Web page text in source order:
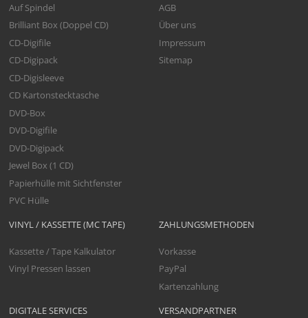
VINYL / KASSETTE (MC TAPE)
Kassette / Tape Kalkulator
Vinyl Pressen lassen
DIGITALE SERVICES
Auf Spindel
Brilliant Box (Doppel CD)
CD-Digifile
CD-Digipack
CD-Digisleeve
CD Kartonstecktasche
DVD-Box
DVD-Digifile
DVD-Digipack
Jewel Box (1 CD)
Papierhülle mit Sichtfenster
PVC Hülle
AGB
Über uns
Impressum
Sitemap
ZAHLUNGSMETHODEN
Vorkasse
PayPal
Kartenzahlung
VERSANDPARTNER